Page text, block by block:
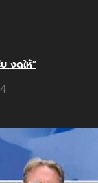
งดให้”